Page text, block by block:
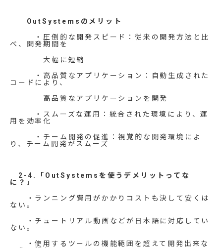
OutSystemsのメリット
・圧倒的な開発スピード：従来の開発方法と比
べ、開発期間を
大幅に短縮
・高品質なアプリケーション：自動生成された
コードにより、
高品質なアプリケーションを開発
・スムーズな運用：統合された環境により、運
用を効率化
・チーム開発の促進：視覚的な開発環境によ
り、チーム開発がスムーズ
2-4.「OutSystemsを使うデメリットってな
に？」
・ランニング費用がかかりコストも決して安くは
ない。
・チュートリアル動画などが日本語に対応してい
ない。
・使用するツールの機能範囲を超えて開発出来な